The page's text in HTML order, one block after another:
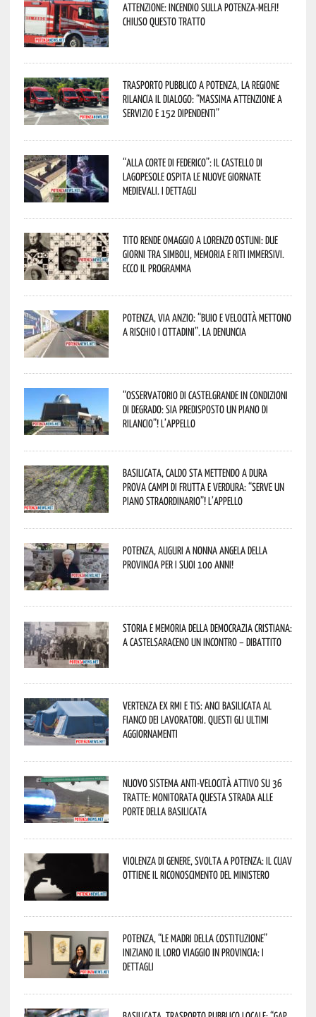
Attenzione: incendio sulla Potenza-Melfi!
Chiuso questo tratto
Trasporto pubblico a Potenza, la Regione
rilancia il dialogo: “Massima attenzione a
servizio e 152 dipendenti”
“Alla corte di Federico”: il Castello di
Lagopesole ospita le nuove Giornate
Medievali. I dettagli
Tito rende omaggio a Lorenzo Ostuni: due
giorni tra simboli, memoria e riti immersivi.
Ecco il programma
Potenza, Via Anzio: “Buio e velocità mettono
a rischio i cittadini”. La denuncia
“Osservatorio di Castelgrande in condizioni
di degrado: sia predisposto un piano di
rilancio”! L’appello
Basilicata, caldo sta mettendo a dura
prova campi di frutta e verdura: “Serve un
piano straordinario”! L’appello
Potenza, auguri a nonna Angela della
provincia per i suoi 100 anni!
Storia e memoria della Democrazia Cristiana:
a Castelsaraceno un incontro – dibattito
Vertenza ex RMI e TIS: ANCI Basilicata al
fianco dei lavoratori. Questi gli ultimi
aggiornamenti
Nuovo sistema anti-velocità attivo su 36
tratte: monitorata questa strada alle
porte della Basilicata
Violenza di genere, svolta a Potenza: il CUAV
ottiene il riconoscimento del Ministero
Potenza, “Le Madri della Costituzione”
iniziano il loro viaggio in provincia: i
dettagli